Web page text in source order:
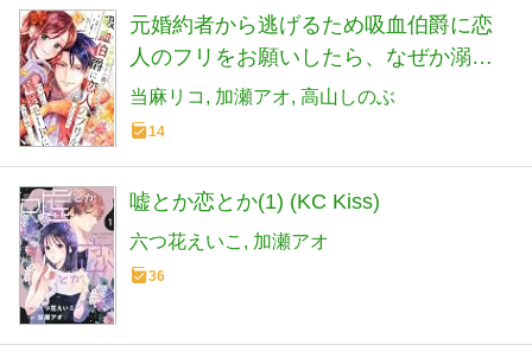
元婚約者から逃げるため吸血伯爵に恋
人のフリをお願いしたら、なぜか溺愛
モードになりました(7) (KCx)
当麻リコ 加瀬アオ 高山しのぶ
14
嘘とか恋とか(1) (KC Kiss)
六つ花えいこ 加瀬アオ
36